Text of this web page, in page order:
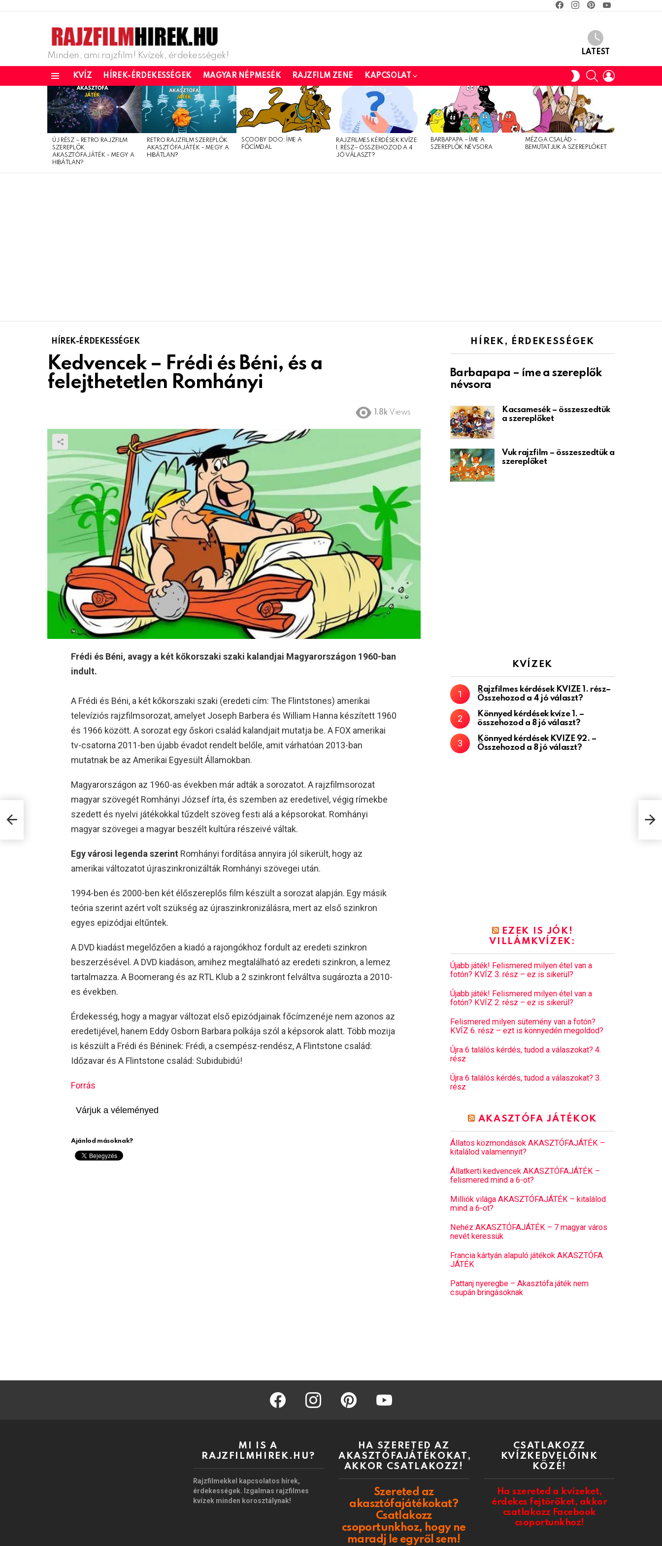
Minden, ami rajzfilm! Kvízek, érdekességek! LATEST
KVÍZ HÍREK-ÉRDEKESSÉGEK MAGYAR NÉPMESÉK RAJZFILM ZENE KAPCSOLAT
SWITCH
SKIN
SEARCH
LATEST
STORIES
ÚJ RÉSZ – RETRO RAJZFILM
SZEREPLŐK
AKASZTÓFAJÁTÉK – MEGY A
HIBÁTLAN?
RETRO RAJZFILM SZEREPLŐK
AKASZTÓFAJÁTÉK – MEGY A
HIBÁTLAN?
SCOOBY DOO: ÍME A
FŐCÍMDAL
RAJZFILMES KÉRDÉSEK KVÍZE
1. RÉSZ– ÖSSZEHOZOD A 4
JÓ VÁLASZT?
BARBAPAPA – ÍME A
SZEREPLŐK NÉVSORA
MÉZGA CSALÁD –
BEMUTATJUK A SZEREPLŐKET
HÍREK-ÉRDEKESSÉGEK
Kedvencek – Frédi és Béni, és a
felejthetetlen Romhányi
1.8k Views
Frédi és Béni, avagy a két kőkorszaki szaki kalandjai Magyarországon 1960-ban
indult.
A Frédi és Béni, a két kőkorszaki szaki (eredeti cím: The Flintstones) amerikai
televíziós rajzfilmsorozat, amelyet Joseph Barbera és William Hanna készített 1960
és 1966 között. A sorozat egy őskori család kalandjait mutatja be. A FOX amerikai
tv-csatorna 2011-ben újabb évadot rendelt belőle, amit várhatóan 2013-ban
mutatnak be az Amerikai Egyesült Államokban.
Magyarországon az 1960-as években már adták a sorozatot. A rajzfilmsorozat
magyar szövegét Romhányi József írta, és szemben az eredetivel, végig rímekbe
szedett és nyelvi játékokkal tűzdelt szöveg festi alá a képsorokat. Romhányi
magyar szövegei a magyar beszélt kultúra részeivé váltak.
Egy városi legenda szerint Romhányi fordítása annyira jól sikerült, hogy az
amerikai változatot újraszinkronizálták Romhányi szövegei után.
1994-ben és 2000-ben két élőszereplős film készült a sorozat alapján. Egy másik
teória szerint azért volt szükség az újraszinkronizálásra, mert az első szinkron
egyes epizódjai eltűntek.
A DVD kiadást megelőzően a kiadó a rajongókhoz fordult az eredeti szinkron
beszerzésével. A DVD kiadáson, amihez megtalálható az eredeti szinkron, a lemez
tartalmazza. A Boomerang és az RTL Klub a 2 szinkront felváltva sugározta a 2010-
es években.
Érdekesség, hogy a magyar változat első epizódjainak főcímzenéje nem azonos az
eredetijével, hanem Eddy Osborn Barbara polkája szól a képsorok alatt. Több mozija
is készült a Frédi és Béninek: Frédi, a csempész-rendész, A Flintstone család:
Időzavar és A Flintstone család: Subidubidú!
Forrás
Várjuk a véleményed
Ajánlod másoknak?
HÍREK, ÉRDEKESSÉGEK
Barbapapa – íme a szereplők
névsora
Kacsamesék – összeszedtük
a szereplőket
Vuk rajzfilm – összeszedtük a
szereplőket
KVÍZEK
Rajzfilmes kérdések KVÍZE 1. rész–
Összehozod a 4 jó választ?
Könnyed kérdések kvíze 1. –
összehozod a 8 jó választ?
Könnyed kérdések KVÍZE 92. –
Összehozod a 8 jó választ?
EZEK IS JÓK!
VILLÁMKVÍZEK:
Újabb játék! Felismered milyen étel van a
fotón? KVÍZ 3. rész – ez is sikerül?
Újabb játék! Felismered milyen étel van a
fotón? KVÍZ 2. rész – ez is sikerül?
Felismered milyen sütemény van a fotón?
KVÍZ 6. rész – ezt is könnyedén megoldod?
Újra 6 találós kérdés, tudod a válaszokat? 4.
rész
Újra 6 találós kérdés, tudod a válaszokat? 3.
rész
AKASZTÓFA JÁTÉKOK
Állatos közmondások AKASZTÓFAJÁTÉK –
kitalálod valamennyit?
Állatkerti kedvencek AKASZTÓFAJÁTÉK –
felismered mind a 6-ot?
Milliók világa AKASZTÓFAJÁTÉK – kitalálod
mind a 6-ot?
Nehéz AKASZTÓFAJÁTÉK – 7 magyar város
nevét keressük
Francia kártyán alapuló játékok AKASZTÓFA
JÁTÉK
Pattanj nyeregbe – Akasztófa játék nem
csupán bringásoknak
facebook instagram pinterest youtube
MI IS A
RAJZFILMHIREK.HU?
Rajzfilmekkel kapcsolatos hírek,
érdekességek. Izgalmas rajzfilmes
kvízek minden korosztálynak!
HA SZERETED AZ
AKASZTÓFAJÁTÉKOKAT,
AKKOR CSATLAKOZZ!
Szereted az
akasztófajátékokat?
Csatlakozz
csoportunkhoz, hogy ne
maradj le egyről sem!
CSATLAKOZZ
KVÍZKEDVELŐINK
KÖZÉ!
Ha szereted a kvízeket,
érdekes fejtörőket, akkor
csatlakozz Facebook
csoportunkhoz!